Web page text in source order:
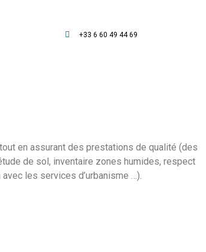
+33 6 60 49 44 69
en assurant des prestations de qualité (des
de sol, inventaire zones humides, respect
les services d’urbanisme …).